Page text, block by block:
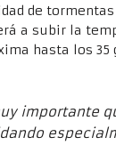
de
a subir la
hasta los
importante